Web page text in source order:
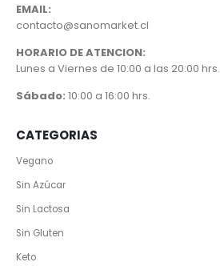
EMAIL:
contacto@sanomarket.cl
HORARIO DE ATENCION:
Lunes a Viernes de 10:00 a las 20:00 hrs.
Sábado: 10:00 a 16:00 hrs.
CATEGORIAS
Vegano
Sin Azúcar
Sin Lactosa
Sin Gluten
Keto